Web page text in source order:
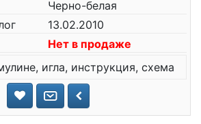
Черно-белая
13.02.2010
Нет в продаже
игла, инструкция, схема